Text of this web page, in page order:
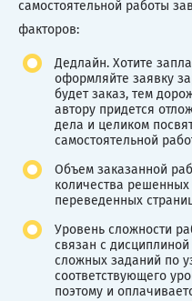
самостоятельной работы
факторов:
Дедлайн. Хотите
оформляйте заявку
будет заказ, тем
автору придется
дела и целиком
самостоятельной
Объем заказанной
количества
переведенных
Уровень сложности
связан с
сложных заданий по
соответствующего
поэтому и